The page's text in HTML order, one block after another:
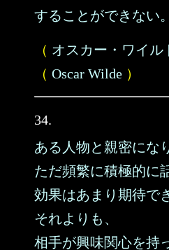
することができない。
（ オスカー・ワイル
（ Oscar Wilde ）
34.
ある人物と親密にな
ただ頻繁に積極的に
効果はあまり期待で
それよりも、
相手が興味関心を持